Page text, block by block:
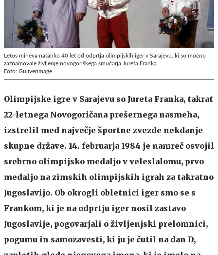
Letos mineva natanko 40 let od odprtja olimpijskih iger v Sarajevu, ki so močno
zaznamovale življenje novogoriškega smučarja Jureta Franka.
Foto: Guliverimage
Olimpijske igre v Sarajevu so Jureta Franka, takrat
22-letnega Novogoričana prešernega nasmeha,
izstrelil med največje športne zvezde nekdanje
skupne države. 14. februarja 1984 je namreč osvojil
srebrno olimpijsko medaljo v veleslalomu, prvo
medaljo na zimskih olimpijskih igrah za takratno
Jugoslavijo. Ob okrogli obletnici iger smo se s
Frankom, ki je na odprtju iger nosil zastavo
Jugoslavije, pogovarjali o življenjski prelomnici,
pogumu in samozavesti, ki ju je čutil na dan D,